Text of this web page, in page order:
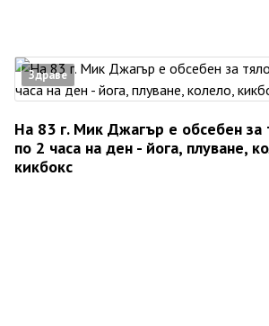
Здраве
На 83 г. Мик Джагър е обсебен за
по 2 часа на ден - йога, плуване,
кикбокс